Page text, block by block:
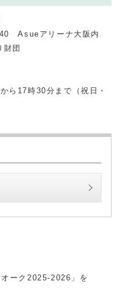
Asueアリーナ大阪内
財団
ら17時30分まで（祝日・
ーク2025-2026」を